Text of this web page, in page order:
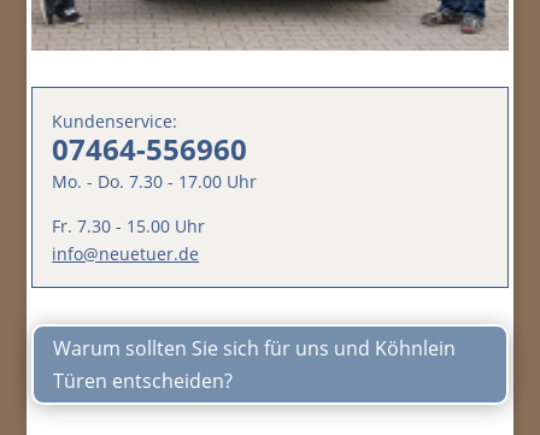
Kundenservice:
07464-556960
Mo. - Do. 7.30 - 17.00 Uhr
Fr. 7.30 - 15.00 Uhr
info@neuetuer.de
Warum sollten Sie sich für uns und Köhnlein
Türen entscheiden?